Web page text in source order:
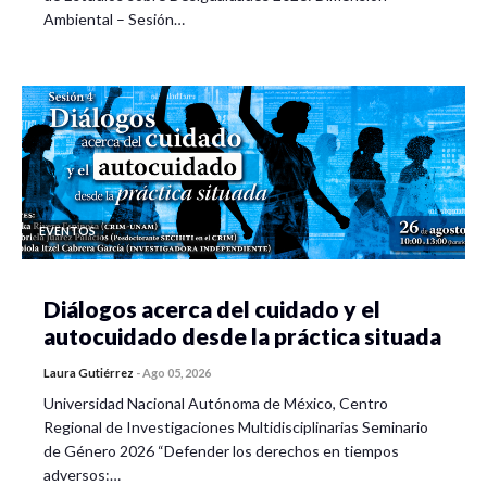
Ambiental – Sesión…
EVENTOS
Diálogos acerca del cuidado y el
autocuidado desde la práctica situada
Laura Gutiérrez -Ago 05, 2026
Universidad Nacional Autónoma de México, Centro
Regional de Investigaciones Multidisciplinarias Seminario
de Género 2026 “Defender los derechos en tiempos
adversos:…